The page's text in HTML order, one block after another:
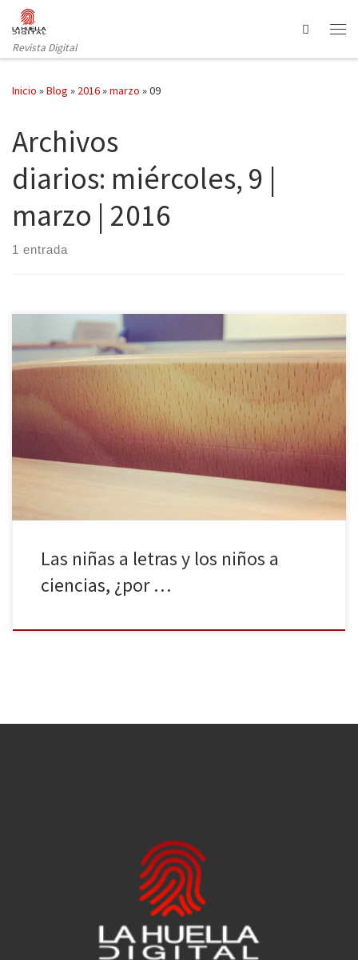
Saltar al contenido
Revista Digital
Search
Inicio »Blog » 2016»marzo »09
Archivos
diarios: miércoles, 9 |
marzo | 2016
1 entrada
Recuerdo cuando hace unos años, en el colegio, me dijeron que
iba a tener que separarme de algunos de quienes habían sido mis
compañeros de toda la vida, porque no todos teníamos los
mismos intereses a la hora de escoger una carrera universitaria.
Habíamos llegado a ese punto en el […]
Las niñas a letras y los niños a
ciencias, ¿por …